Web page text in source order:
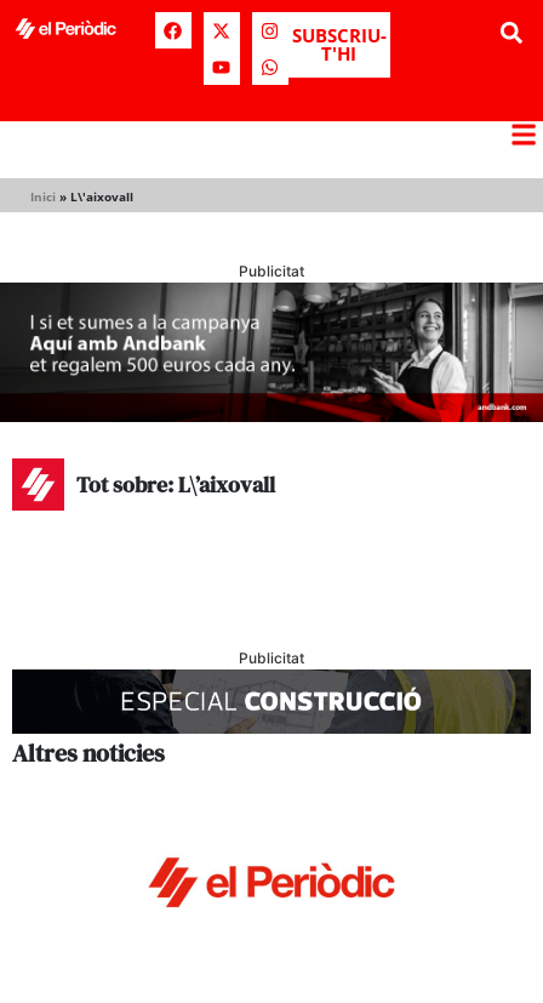
SUBSCRIU-
T'HI
Inici » L\'aixovall
Publicitat
Tot sobre: L\’aixovall
Publicitat
Altres noticies